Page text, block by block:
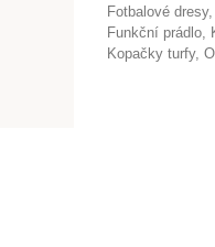
fotbalové dresy
funkční prádlo
kopačky turfy